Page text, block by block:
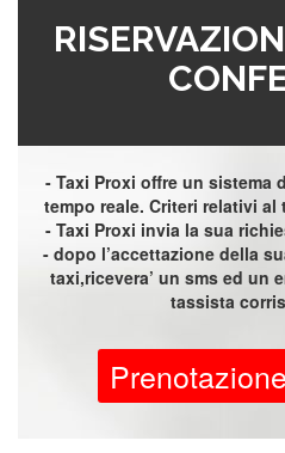
- Taxi Proxi offre un sistema
tempo reale. Criteri relativi
- Taxi Proxi invia la sua
- dopo l’accettazione della
taxi,ricevera’ un sms ed un
tassista